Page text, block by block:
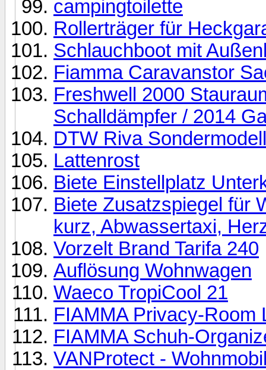
campingtoilette
Rollerträger für
Schlauchboot mit
Fiamma Caravanstor
Freshwell 2000
Schalldämpfer / 2014
DTW Riva Sondermodell
Lattenrost
Biete Einstellplatz
Biete Zusatzspiegel für
kurz, Abwassertaxi,
Vorzelt Brand Tarifa 240
Auflösung Wohnwagen
Waeco TropiCool 21
FIAMMA Privacy-Room
FIAMMA Schuh-
VANProtect -